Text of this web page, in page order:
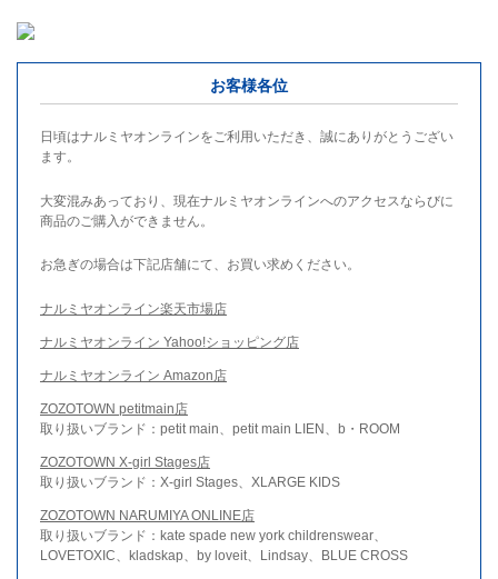
お客様各位
日頃はナルミヤオンラインをご利用いただき、誠にありがとうござい
ます。
大変混みあっており、現在ナルミヤオンラインへのアクセスならびに
商品のご購入ができません。
お急ぎの場合は下記店舗にて、お買い求めください。
ナルミヤオンライン楽天市場店
ナルミヤオンライン Yahoo!ショッピング店
ナルミヤオンライン Amazon店
ZOZOTOWN petitmain店
取り扱いブランド：petit main、petit main LIEN、b・ROOM
ZOZOTOWN X-girl Stages店
取り扱いブランド：X-girl Stages、XLARGE KIDS
ZOZOTOWN NARUMIYA ONLINE店
取り扱いブランド：kate spade new york childrenswear、
LOVETOXIC、kladskap、by loveit、Lindsay、BLUE CROSS